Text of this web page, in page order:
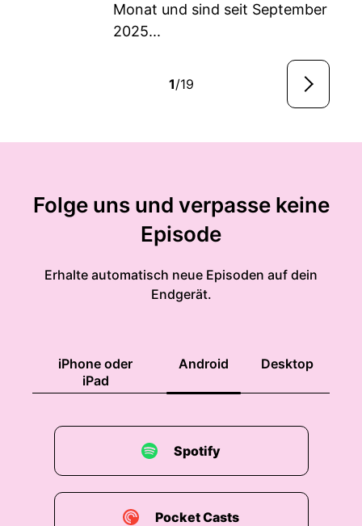
Monat und sind seit September
2025...
1/19
Folge uns und verpasse keine
Episode
Erhalte automatisch neue Episoden auf dein
Endgerät.
iPhone oder
iPad
Android Desktop
Spotify
Pocket Casts